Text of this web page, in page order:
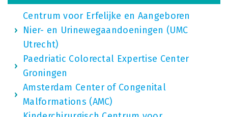
Centrum voor Erfelijke en Aangeboren
Nier- en Urinewegaandoeningen (UMC
Utrecht)
Paedriatic Colorectal Expertise Center
Groningen
Amsterdam Center of Congenital
Malformations (AMC)